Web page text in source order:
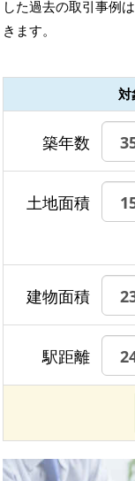
した過去の取引事例
きます。
対
築年数
土地面積
建物面積
駅距離